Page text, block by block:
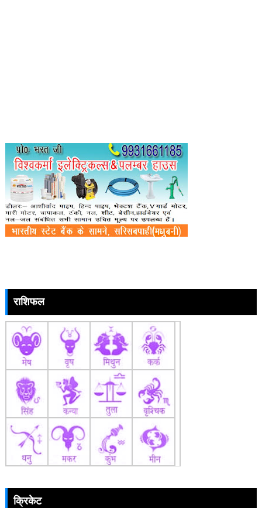
राशिफल
क्रिकेट